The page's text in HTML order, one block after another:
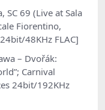
SC 69 (Live at Sala
Fiorentino,
48KHz FLAC]
– Dvořák:
Carnival
24bit/192KHz